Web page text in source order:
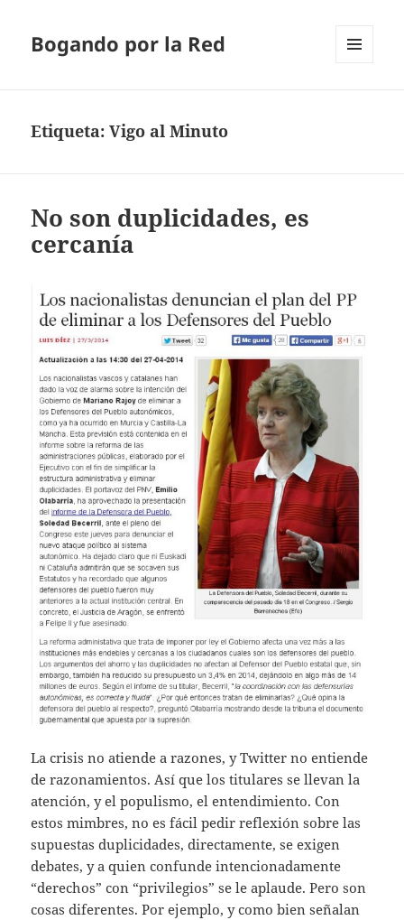
Bogando por la Red
Etiqueta:Vigo al Minuto
No son duplicidades, es
cercanía
La crisis no atiende a razones, y Twitter no entiende
de razonamientos. Así que los titulares se llevan la
atención, y el populismo, el entendimiento. Con
estos mimbres, no es fácil pedir reflexión sobre las
supuestas duplicidades, directamente, se exigen
debates, y a quien confunde intencionadamente
“derechos” con “privilegios” se le aplaude. Pero son
cosas diferentes. Por ejemplo, y como bien señalan